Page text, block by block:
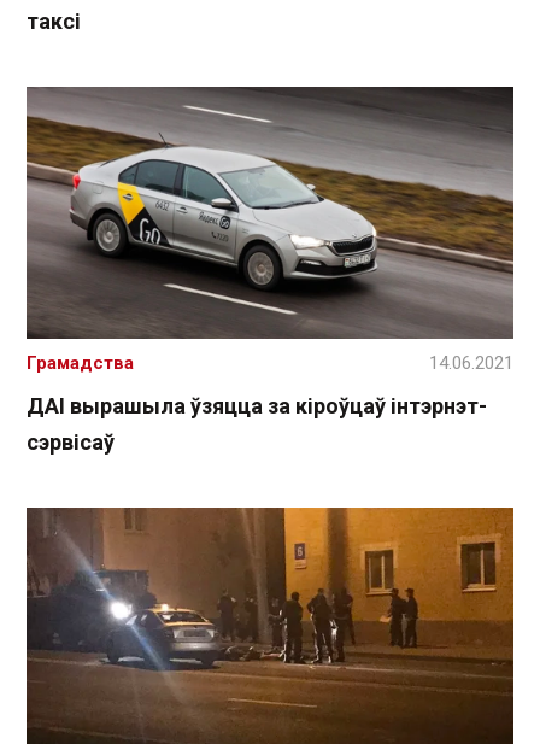
таксі
ДАІ вырашыла ўзяцца за кіроўцаў інтэрнэт-
сэрвісаў
Грамадства 14.06.2021